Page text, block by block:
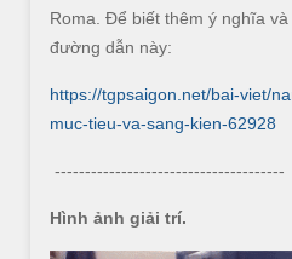
Roma. Để biết thêm ý nghĩa
đường dẫn này:
https://tgpsaigon.net/bai-viet/
muc-tieu-va-sang-kien-62928
--------------------------------------
Hình ảnh giải trí.